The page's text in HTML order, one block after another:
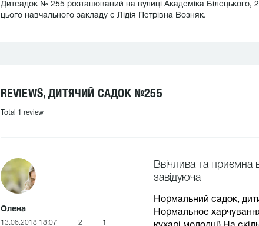
Дитсадок № 255 розташований на вулиці Академіка
цього навчального закладу є Лідія Петрівна Возняк.
REVIEWS, ДИТЯЧИЙ САДОК №255
Total 1 review
Олена
13.06.2018 18:07 2 1
Ввічлива та приємна
завідуюча
Нормальний садок,
Нормальное